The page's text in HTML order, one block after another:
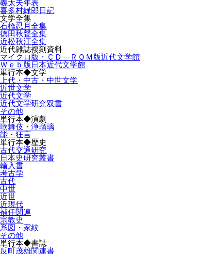
義太夫年表
喜多村緑郎日記
文学全集
石橋忍月全集
徳田秋聲全集
近松秋江全集
近代雑誌複刻資料
マイクロ版・ＣＤ―ＲＯＭ版近代文学館
Ｗｅｂ版日本近代文学館
単行本◆文学
上代・中古・中世文学
近世文学
近代文学
近代文学研究双書
その他
単行本◆演劇
歌舞伎・浄瑠璃
能・狂言
単行本◆歴史
古代交通研究
日本史研究叢書
輸入書
考古学
古代
中世
近世
近現代
補任関連
宗教史
系図・家紋
その他
単行本◆書誌
反町茂雄関連書